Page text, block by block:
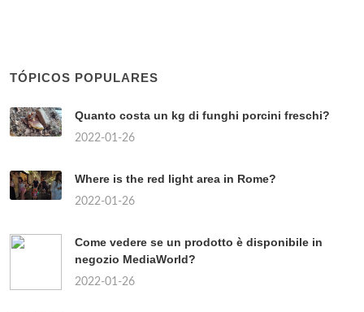
TÓPICOS POPULARES
Quanto costa un kg di funghi porcini freschi?
2022-01-26
Where is the red light area in Rome?
2022-01-26
Come vedere se un prodotto è disponibile in
negozio MediaWorld?
2022-01-26